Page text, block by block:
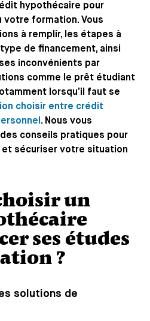
hypothécaire pour
votre formation. Vous
à remplir, les étapes à
de financement, ainsi
inconvénients par
comme le prêt étudiant
lorsqu’il faut se
choisir entre crédit
. Nous vous
conseils pratiques pour
sécuriser votre situation
un
ses études
?
solutions de